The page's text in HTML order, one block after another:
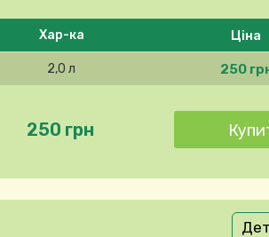
Хар-ка Ціна
2,0 л 250
250 грн